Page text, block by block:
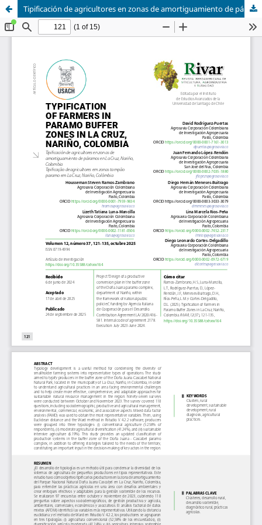
Tipificación de agricultores en zonas de amortiguamiento de páramos en La Cruz, Nariño, Colombia